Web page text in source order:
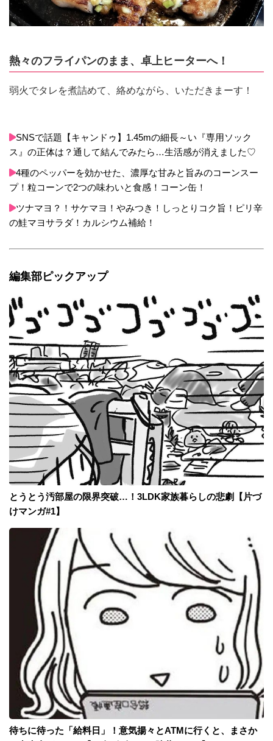
熱々のフライパンのまま、卓上ヒーターへ！
弱火でタレを煮詰めて、絡めながら、いただきまーす！
SNSで話題【キャンドゥ】1.45mの細長～い『専用ソック
ス』の正体は？通して結んでみたら…生活感が消えました♡
4種のペッパーを効かせた、濃厚な甘みと旨みのコーンスー
プ！粒コーンで2つの味わいと食感！コーン缶！
ツナマヨ？！サケマヨ！やみつき！しっとりコク旨！ピリ辛
の鮭マヨサラダ！カルシウム補給！
編集部ピックアップ
とうとう汚部屋の限界突破…！3LDK家族暮らしの悲劇【片づ
けマンガ#1】
待ちに待った「給料日」！意気揚々とATMに行くと、まさか